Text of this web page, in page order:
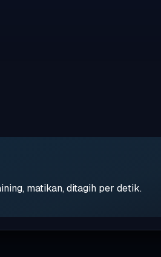
matikan, ditagih per detik.